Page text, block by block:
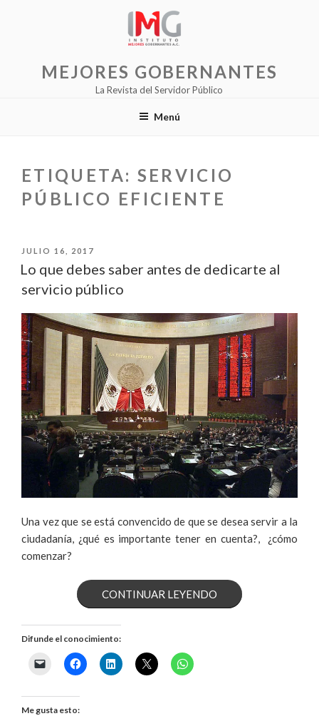
MEJORES GOBERNANTES
La Revista del Servidor Público
Menú
ETIQUETA: SERVICIO
PÚBLICO EFICIENTE
PUBLICADO
JULIO 16, 2017
Lo que debes saber antes de dedicarte al
servicio público
Una vez que se está convencido de que se desea servir a la
ciudadanía, ¿qué es importante tener en cuenta?, ¿cómo
comenzar?
CONTINUAR LEYENDO«LO
Difunde el conocimiento:
Me gusta esto: